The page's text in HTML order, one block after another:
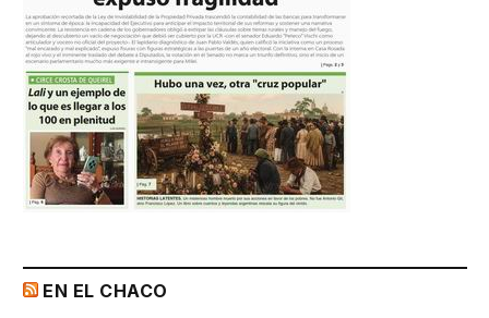
EN EL CHACO